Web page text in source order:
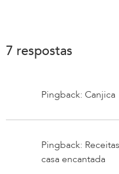
7 respostas
Pingback: Canjica
Pingback:
casa encantada